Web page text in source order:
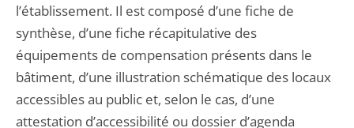
l’établissement. Il est composé d’une fiche de
synthèse, d’une fiche récapitulative des
équipements de compensation présents dans le
bâtiment, d’une illustration schématique des locaux
accessibles au public et, selon le cas, d’une
attestation d’accessibilité ou dossier d’agenda